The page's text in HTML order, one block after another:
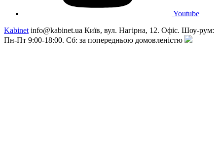
Youtube
Kabinet info@kabinet.ua Київ, вул. Нагірна, 12. Офіс. Шоу-рум:
Пн-Пт 9:00-18:00. Сб: за попередньою домовленістю